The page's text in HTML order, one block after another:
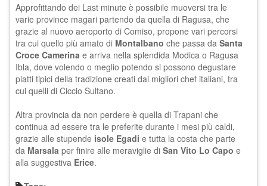
Approfittando dei Last minute è possibile muoversi tra le
varie province magari partendo da quella di Ragusa, che
grazie al nuovo aeroporto di Comiso, propone vari percorsi
tra cui quello più amato di Montalbano che passa da Santa
Croce Camerina e arriva nella splendida Modica o Ragusa
Ibla, dove volendo o meglio potendo si possono degustare
piatti tipici della tradizione creati dai migliori chef italiani, tra
cui quelli di Ciccio Sultano.
Altra provincia da non perdere è quella di Trapani che
continua ad essere tra le preferite durante i mesi più caldi,
grazie alle stupende isole Egadi e tutta la costa che parte
da Marsala per finire alle meraviglie di San Vito Lo Capo e
alla suggestiva Erice.